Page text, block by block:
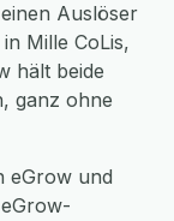
Auslöser
Mille CoLis,
hält beide
ganz ohne
eGrow und